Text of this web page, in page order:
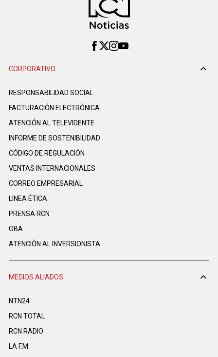
CORPORATIVO
RESPONSABILIDAD SOCIAL
FACTURACIÓN ELECTRÓNICA
ATENCIÓN AL TELEVIDENTE
INFORME DE SOSTENIBILIDAD
CÓDIGO DE REGULACIÓN
VENTAS INTERNACIONALES
CORREO EMPRESARIAL
LINEA ÉTICA
PRENSA RCN
OBA
ATENCIÓN AL INVERSIONISTA
MEDIOS ALIADOS
NTN24
RCN TOTAL
RCN RADIO
LA F.M.